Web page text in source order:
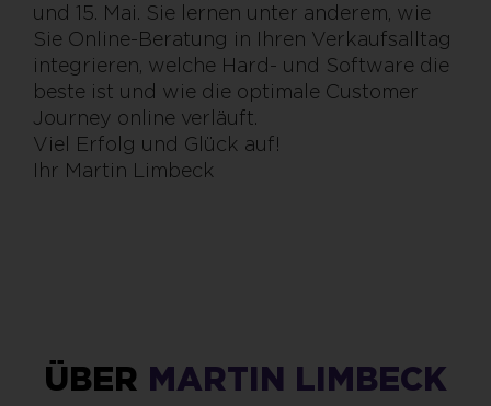
und 15. Mai. Sie lernen unter anderem, wie
Sie Online-Beratung in Ihren Verkaufsalltag
integrieren, welche Hard- und Software die
beste ist und wie die optimale Customer
Journey online verläuft.
Viel Erfolg und Glück auf!
Ihr Martin Limbeck
ÜBER MARTIN LIMBECK